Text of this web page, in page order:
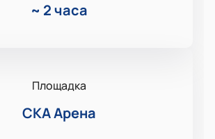
~ 2 часа
Площадка
СКА Арена